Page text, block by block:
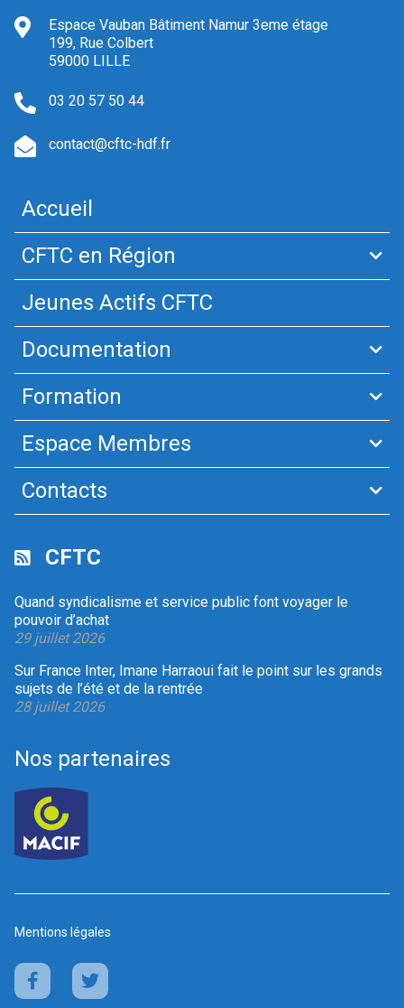
Espace Vauban Bâtiment Namur 3eme étage
199, Rue Colbert
59000 LILLE
03 20 57 50 44
contact@cftc-hdf.fr
Accueil
CFTC en Région
Jeunes Actifs CFTC
Documentation
Formation
Espace Membres
Contacts
CFTC
Quand syndicalisme et service public font voyager le
pouvoir d’achat
29 juillet 2026
Sur France Inter, Imane Harraoui fait le point sur les grands
sujets de l’été et de la rentrée
28 juillet 2026
Nos partenaires
Mentions légales